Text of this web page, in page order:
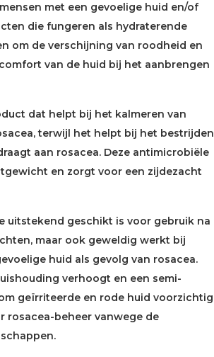
met een gevoelige huid en/of
die fungeren als hydraterende
om de verschijning van roodheid en
van de huid bij het aanbrengen
dat helpt bij het kalmeren van
terwijl het helpt bij het bestrijden
aan rosacea. Deze antimicrobiële
en zorgt voor een zijdezacht
uitstekend geschikt is voor gebruik na
maar ook geweldig werkt bij
huid als gevolg van rosacea.
verhoogt en een semi-
geïrriteerde en rode huid voorzichtig
rosacea-beheer vanwege de